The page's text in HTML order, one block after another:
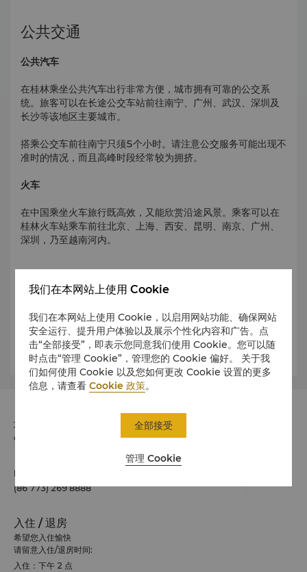
公共交通
公共汽车
在桂林乘坐公共汽车出行非常方便，城市拥有可靠的公交系
统。旅客可以在长途公交车站前往南宁、广州、武汉、深圳及
长沙等该地区主要城市。
搭乘公交车前往南宁只须5个小时。请注意公交服务可能出现不
准时的情况，而且高峰时段经常较为拥挤。
火车
在中国乘坐火车旅行既高效，又能欣赏沿途风景。乘客可以在
桂林火车站乘车前往北京、上海、西安、昆明、南京、广州、
深圳，乃至越南河内。
汽车租用
租赁配有司机的轿车在桂林出行是安全舒适的交通选择。订价
每小时人民币200元（约28美金）起。欲了解详情，请垂询酒
店礼宾部。
地址
中国广西桂林市环城北二路111号 邮政编码 541004
电话
(86 773) 269 8888
入住 / 退房
希望您入住愉快
请留意入住/退房时间:
入住：下午 2 点
我们在本网站上使用 Cookie
我们在本网站上使用 Cookie，以启用网站功能、确保网站
安全运行、提升用户体验以及展示个性化内容和广告。点
击“全部接受”，即表示您同意我们使用 Cookie。您可以随
时点击“管理 Cookie”，管理您的 Cookie 偏好。 关于我
们如何使用 Cookie 以及您如何更改 Cookie 设置的更多
信息，请查看Cookie 政策。
管理 Cookie
全部接受